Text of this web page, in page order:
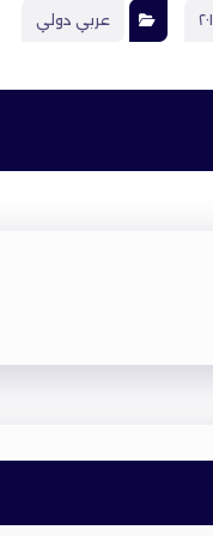
عربي دولي